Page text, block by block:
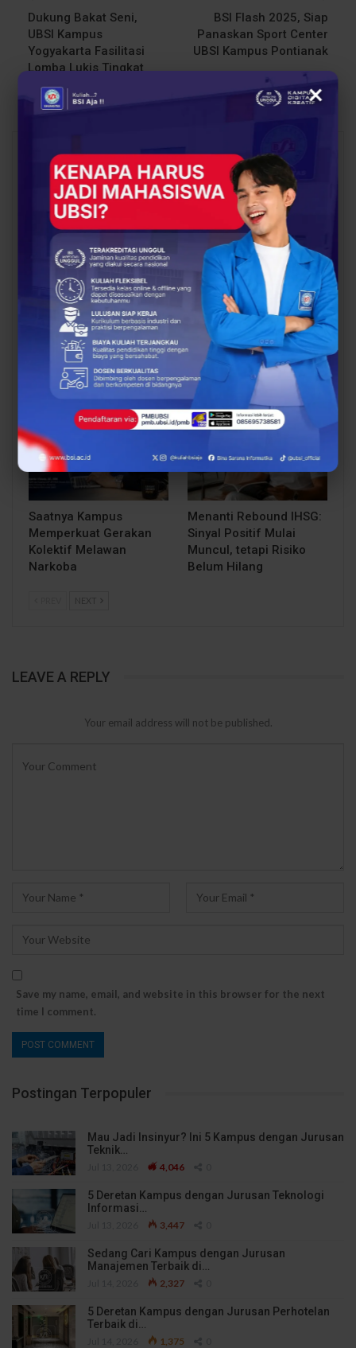
Dukung Bakat Seni,
UBSI Kampus
Yogyakarta Fasilitasi
Lomba Lukis Tingkat
Nasional
BSI Flash 2025, Siap
Panaskan Sport Center
UBSI Kampus Pontianak
You Might Also Like
BERITA
Dosen UBSI Surakarta
Ikuti Pelatihan Nasional
Persiapan Studi Lanjut
ke Luar Negeri
OPINI DOSEN
Pengembangan Dosen
sebagai Kunci
Transformasi
Pendidikan Tinggi di Era
Digital
OPINI DOSEN
Saatnya Kampus
Memperkuat Gerakan
Kolektif Melawan
Narkoba
OPINI DOSEN
Menanti Rebound IHSG:
Sinyal Positif Mulai
Muncul, tetapi Risiko
Belum Hilang
NEXT
LEAVE A REPLY
Your email address will not be published.
Save my name, email, and website in this browser for the next
time I comment.
Postingan Terpopuler
Mau Jadi Insinyur? Ini 5 Kampus dengan Jurusan
Teknik…
4,046
5 Deretan Kampus dengan Jurusan Teknologi
Informasi…
3,447
Sedang Cari Kampus dengan Jurusan
Manajemen Terbaik di…
2,327
5 Deretan Kampus dengan Jurusan Perhotelan
Terbaik di…
1,375
×